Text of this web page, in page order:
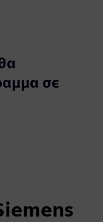
σε